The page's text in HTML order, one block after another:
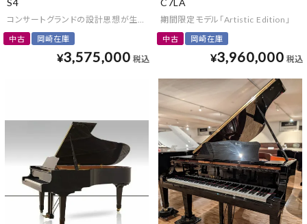
S4
コンサートグランドの設計思想が生かされたヤマハSシリーズ
中古 岡崎在庫
¥3,575,000 税込
C7LA
期間限定モデル「Artistic Edition」
中古 岡崎在庫
¥3,960,000 税込